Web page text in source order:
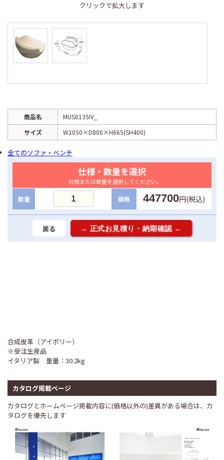
クリックで拡大します
商品名
MUS0135IV_
サイズ
W1050×D800×H665(SH400)
全てのソファ・ベンチ
仕様・数量を選択
仕様または数量を選択してください。
数量 価格 447700円(税込)
戻る
合成皮革（アイボリー）
※受注生産品
イタリア製 重量：30.2kg
カタログ掲載ページ
カタログとホームページ掲載内容に(価格以外の)差異がある場合は、カ
タログを優先します